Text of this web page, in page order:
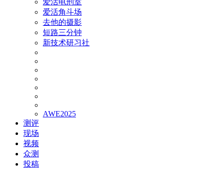
爱活电刑室
爱活角斗场
去他的摄影
短路三分钟
新技术研习社
AWE2025
测评
现场
视频
众测
投稿